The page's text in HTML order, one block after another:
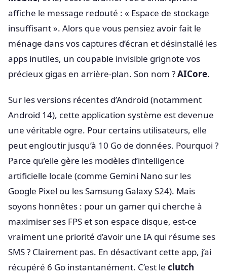
affiche le message redouté : « Espace de stockage
insuffisant ». Alors que vous pensiez avoir fait le
ménage dans vos captures d’écran et désinstallé les
apps inutiles, un coupable invisible grignote vos
précieux gigas en arrière-plan. Son nom ?AICore.
Sur les versions récentes d’Android (notamment
Android 14), cette application système est devenue
une véritable ogre. Pour certains utilisateurs, elle
peut engloutir jusqu’à 10 Go de données. Pourquoi ?
Parce qu’elle gère les modèles d’intelligence
artificielle locale (comme Gemini Nano sur les
Google Pixel ou les Samsung Galaxy S24). Mais
soyons honnêtes : pour un gamer qui cherche à
maximiser ses FPS et son espace disque, est-ce
vraiment une priorité d’avoir une IA qui résume ses
SMS ? Clairement pas. En désactivant cette app, j’ai
récupéré 6 Go instantanément. C’est le clutch